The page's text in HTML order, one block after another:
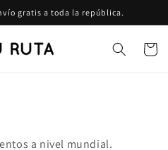
gratis a toda la república.
Carrito
a nivel mundial.